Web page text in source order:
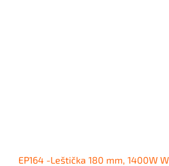
EP164 -Leštička 180 mm, 1400W